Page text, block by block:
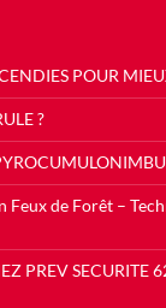
POUR
?
de Forêt –
PREV SECURITE